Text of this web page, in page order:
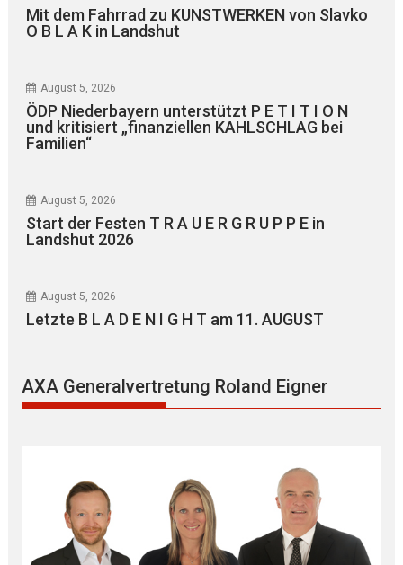
Mit dem Fahrrad zu KUNSTWERKEN von Slavko
O B L A K in Landshut
August 5, 2026
ÖDP Niederbayern unterstützt P E T I T I O N
und kritisiert „finanziellen KAHLSCHLAG bei
Familien“
August 5, 2026
Start der Festen T R A U E R G R U P P E in
Landshut 2026
August 5, 2026
Letzte B L A D E N I G H T am 11. AUGUST
AXA Generalvertretung Roland Eigner